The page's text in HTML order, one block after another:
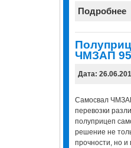
Подробнее
ЧМЗАП
Дата:
Самосвал
перевозки
полуприцеп
решение не
прочности, но и